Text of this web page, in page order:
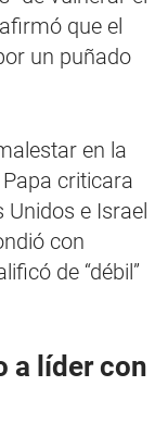
que el
un puñado
en la
criticara
e Israel
con
de “débil”
a líder con